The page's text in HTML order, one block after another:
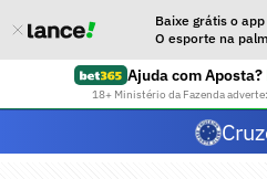
Baixe grátis o
O esporte na
Ajuda com Aposta?
18+ Ministério da Fazenda